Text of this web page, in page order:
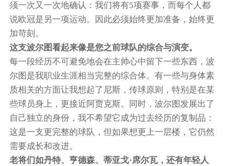
须一次又一次地确认：我们将有5项赛事，而每个人都
说欧冠是另一项运动。因此必须始终更加准备，始终更
加苛刻。
这支波尔图看起来像是您之前球队的综合与演变。
每一段经历不可避免地会在主帅心中留下一些东西，波
尔图是我职业生涯相当完整的综合体。有一些与身体素
质相关的方面让我想起了尼斯，传球原则，特别是在某
些球员身上，更接近阿贾克斯。同时，波尔图发展出了
自己独立的身份，我不希望它成为过去经历的复制品：
这是一支更完整的球队，但如果想更上一层楼，它仍然
需要成长和改进。
老将们如丹特、亨德森、蒂亚戈·席尔瓦，还有年轻人